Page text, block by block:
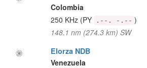
Colombia
250 KHz (PY .--. -.-- )
148.1 nm (274.3 km) SW
Elorza NDB
Venezuela